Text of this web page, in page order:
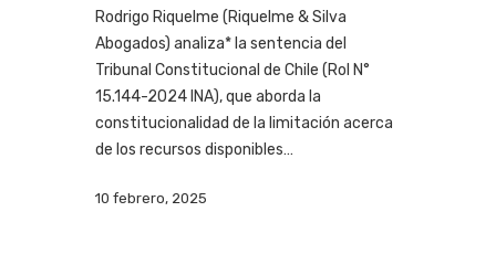
Rodrigo Riquelme (Riquelme & Silva
Abogados) analiza* la sentencia del
Tribunal Constitucional de Chile (Rol N°
15.144-2024 INA), que aborda la
constitucionalidad de la limitación acerca
de los recursos disponibles…
10 febrero, 2025